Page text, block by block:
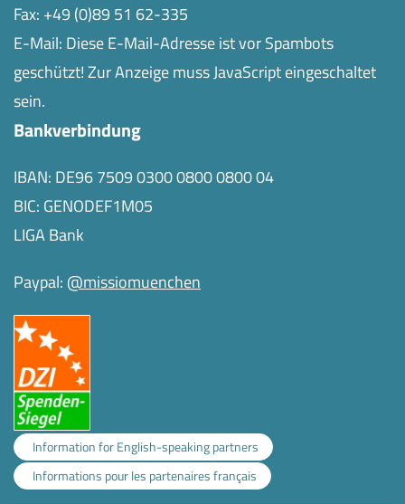
Fax: +49 (0)89 51 62-335
E-Mail: Diese E-Mail-Adresse ist vor Spambots
geschützt! Zur Anzeige muss JavaScript eingeschaltet
sein.
Bankverbindung
IBAN: DE96 7509 0300 0800 0800 04
BIC: GENODEF1M05
LIGA Bank
Paypal: @missiomuenchen
Information for English-speaking partners
Informations pour les partenaires français